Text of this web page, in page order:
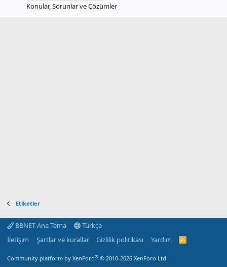
Konular, Sorunlar ve Çözümler
Etiketler
BBNET Ana Tema
Türkçe
İletişim
Şartlar ve kurallar Gizlilik politikası Yardım
R
Community platform by XenForo® © 2010-2026 XenForo Ltd.